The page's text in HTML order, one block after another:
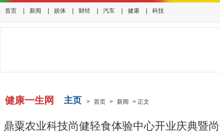
首页 新闻 娱体 财经 汽车 健康 科技
健康一生网 主页 > 首页 > 新闻 > 正文
鼎粟农业科技尚健轻食体验中心开业庆典暨